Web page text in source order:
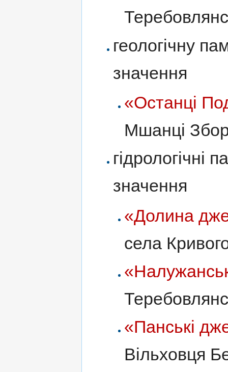
геологічну
значення
«Останці
Мшанці
гідрологічні
значення
«Долина
села
«Панські
Вільховця